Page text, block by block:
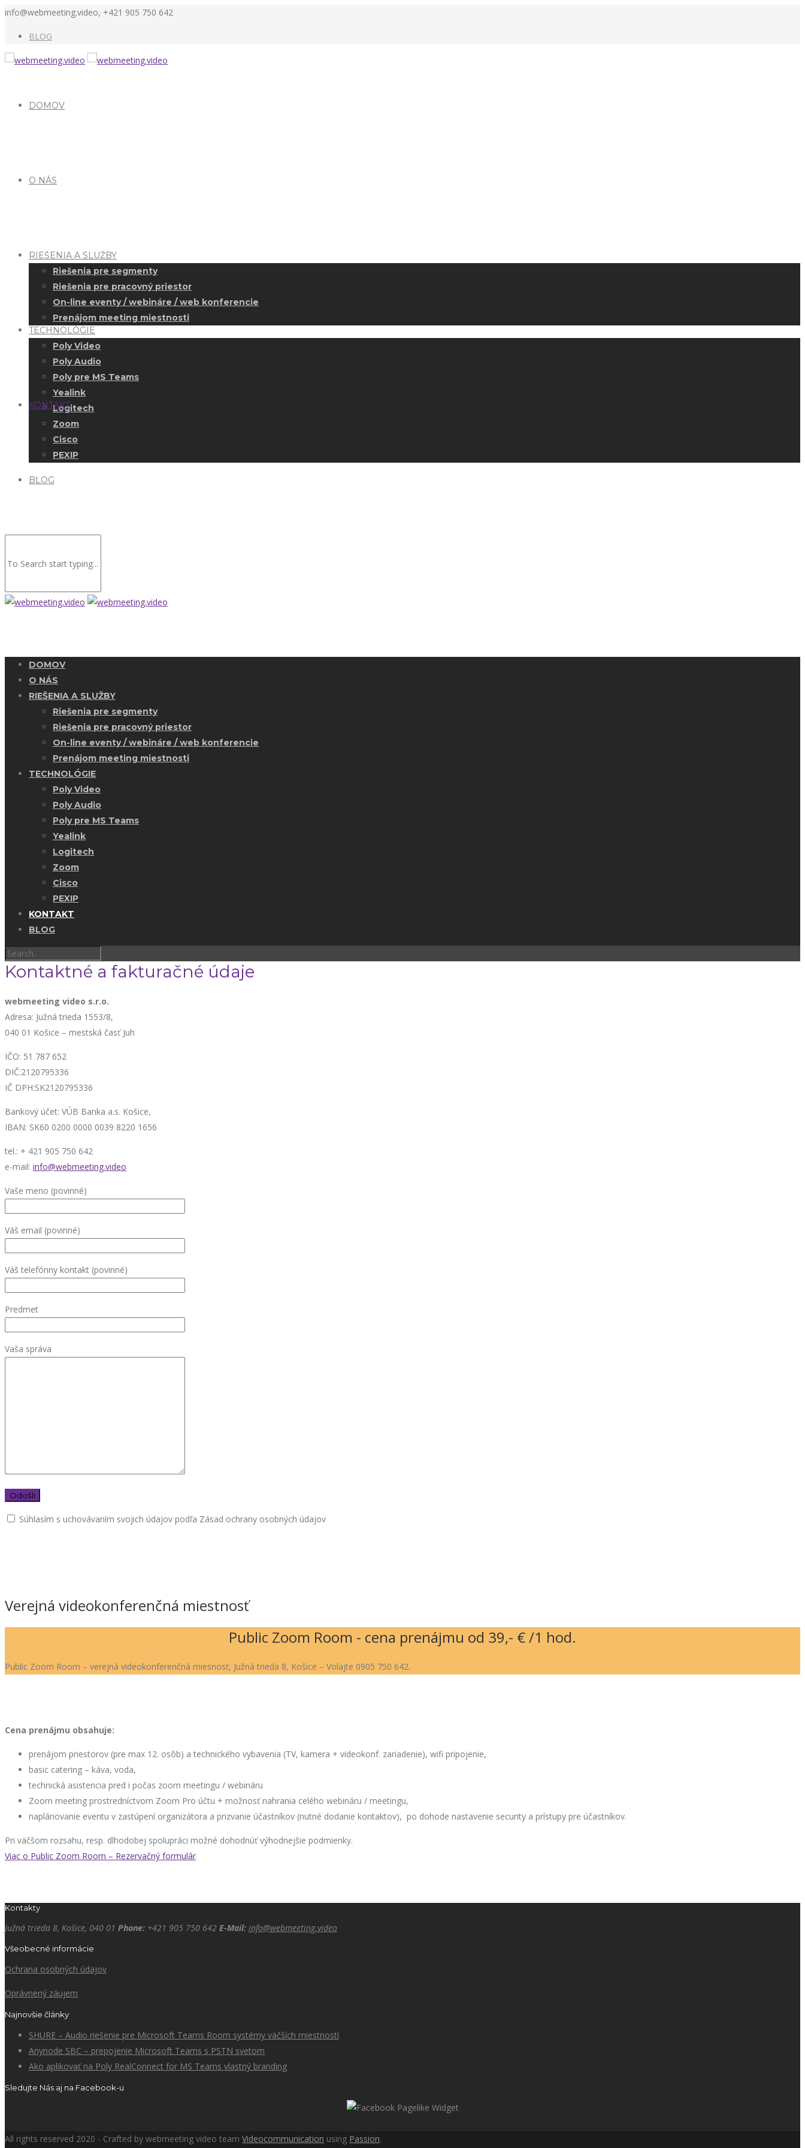
info@webmeeting.video, +421 905 750 642
BLOG
DOMOV
O NÁS
RIEŠENIA A SLUŽBY
Riešenia pre segmenty
Riešenia pre pracovný priestor
On-line eventy / webináre / web konferencie
Prenájom meeting miestnosti
TECHNOLÓGIE
Poly Video
Poly Audio
Poly pre MS Teams
Yealink
Logitech
Zoom
Cisco
PEXIP
KONTAKT
BLOG
DOMOV
O NÁS
RIEŠENIA A SLUŽBY
Riešenia pre segmenty
Riešenia pre pracovný priestor
On-line eventy / webináre / web konferencie
Prenájom meeting miestnosti
TECHNOLÓGIE
Poly Video
Poly Audio
Poly pre MS Teams
Yealink
Logitech
Zoom
Cisco
PEXIP
KONTAKT
BLOG
Kontaktné a fakturačné údaje
webmeeting video s.r.o.
Adresa: Južná trieda 1553/8,
040 01 Košice – mestská časť Juh
IČO: 51 787 652
DIČ:2120795336
IČ DPH:SK2120795336
Bankový účet: VÚB Banka a.s. Košice,
IBAN: SK60 0200 0000 0039 8220 1656
tel.: + 421 905 750 642
e-mail: info@webmeeting.video
Vaše meno (povinné)
Váš email (povinné)
Váš telefónny kontakt (povinné)
Predmet
Vaša správa
Súhlasím s uchovávaním svojich údajov podľa Zásad ochrany osobných údajov
Verejná videokonferenčná miestnosť
Public Zoom Room - cena prenájmu od 39,- € /1 hod.
Public Zoom Room – verejná videokonferenčná miesnosť, Južná trieda 8, Košice – Volajte 0905 750 642.
Cena prenájmu obsahuje:
prenájom priestorov (pre max 12. osôb) a technického vybavenia (TV, kamera + videokonf. zariadenie), wifi pripojenie,
basic catering – káva, voda,
technická asistencia pred i počas zoom meetingu / webináru
Zoom meeting prostredníctvom Zoom Pro účtu + možnosť nahrania celého webináru / meetingu,
naplánovanie eventu v zastúpení organizátora a prizvanie účastníkov (nutné dodanie kontaktov), po dohode nastavenie security a prístupy pre účastníkov.
Pri väčšom rozsahu, resp. dlhodobej spolupráci možné dohodnúť výhodnejšie podmienky.
Viac o Public Zoom Room – Rezervačný formulár
Kontakty
Južná trieda 8, Košice, 040 01 Phone: +421 905 750 642 E-Mail: info@webmeeting.video
Všeobecné informácie
Ochrana osobných údajov
Oprávnený záujem
Najnovšie články
SHURE – Audio riešenie pre Microsoft Teams Room systémy väčších miestností
Anynode SBC – prepojenie Microsoft Teams s PSTN svetom
Ako aplikovať na Poly RealConnect for MS Teams vlastný branding
Sledujte Nás aj na Facebook-u
All rights reserved 2020 - Crafted by webmeeting video team Videocommunication using Passion.